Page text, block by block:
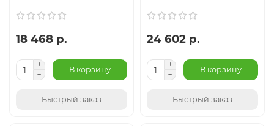
18 468 р.
В корзину
Быстрый заказ
24 602 р.
В корзину
Быстрый заказ